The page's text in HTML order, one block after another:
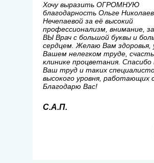
Хочу выразить ОГРОМНУЮ
благодарность Ольге
Нечепаевой за её высокий
профессионализм, внимание,
ВЫ Врач с большой буквы и
сердцем. Желаю Вам здоровья,
Вашем нелегком труде,
клинике процветания. Спасибо
Ваш труд и таких
высокого уровня, работающих
Благодарю Вас!
С.А.П.